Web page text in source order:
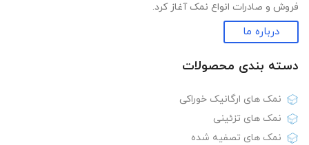
فروش و صادرات انواع نمک آغاز کرد.
درباره ما
دسته بندی‌ محصولات
نمک های ارگانیک خوراکی
نمک های تزئینی
نمک های تصفیه شده